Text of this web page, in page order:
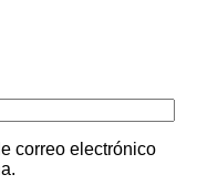
correo electrónico